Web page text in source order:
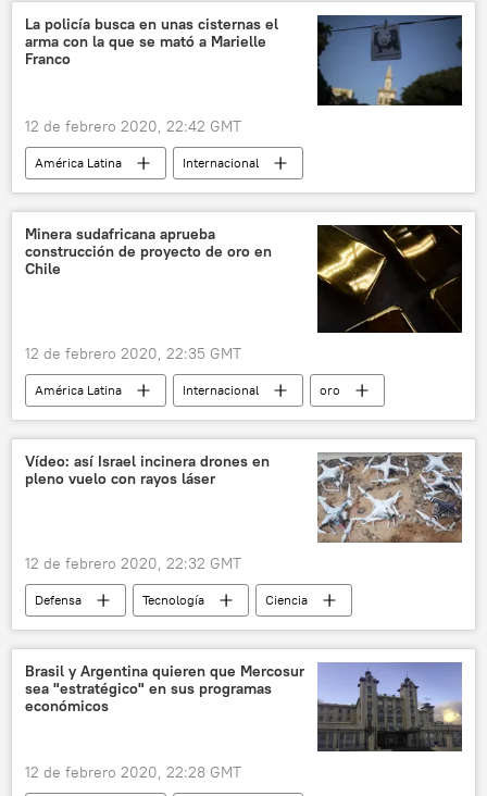
La policía busca en unas cisternas el
arma con la que se mató a Marielle
Franco
12 de febrero 2020, 22:42 GMT
América Latina
Internacional
Marielle Franco
Brasil noticias
Minera sudafricana aprueba
construcción de proyecto de oro en
Chile
12 de febrero 2020, 22:35 GMT
América Latina Internacional
oro
Chile
noticias
Vídeo: así Israel incinera drones en
pleno vuelo con rayos láser
12 de febrero 2020, 22:32 GMT
Defensa Tecnología
Ciencia
drones
guerra de drones
láser
Israel
noticias
Brasil y Argentina quieren que Mercosur
sea "estratégico" en sus programas
económicos
12 de febrero 2020, 22:28 GMT